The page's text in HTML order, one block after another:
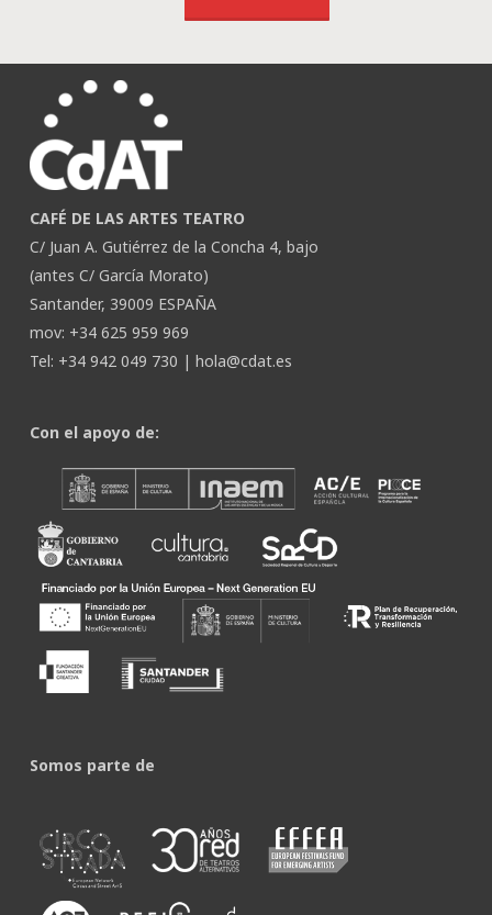
CAFÉ DE LAS ARTES TEATRO
C/ Juan A. Gutiérrez de la Concha 4, bajo
(antes C/ García Morato)
Santander, 39009 ESPAÑA
mov: +34 625 959 969
Tel: +34 942 049 730 | hola@cdat.es
Con el apoyo de:
Somos parte de